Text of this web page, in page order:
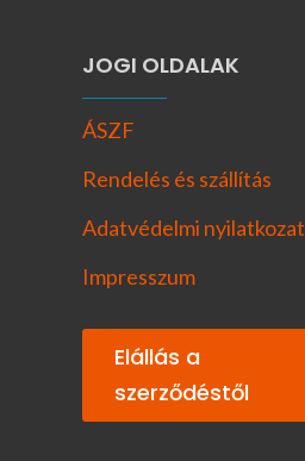
JOGI OLDALAK
ÁSZF
Rendelés és szállítás
Adatvédelmi nyilatkozat
Impresszum
Elállás a
szerződéstől